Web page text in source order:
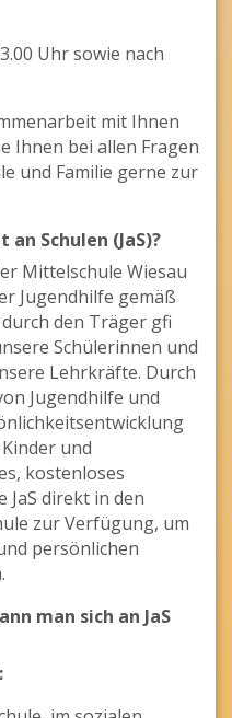
Uhr sowie nach
mit Ihnen
Ihnen bei allen Fragen
und Familie gerne zur
Schulen (JaS)?
Mittelschule Wiesau
Jugendhilfe gemäß
den Träger gfi
Schülerinnen und
Lehrkräfte. Durch
Jugendhilfe und
und
kostenloses
direkt in den
zur Verfügung, um
persönlichen
man sich an JaS